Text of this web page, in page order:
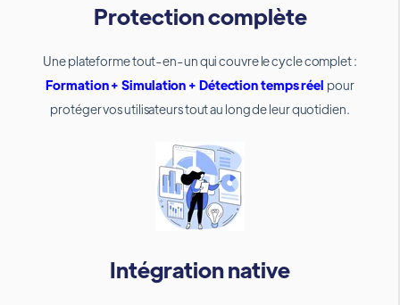
Protection complète
Une plateforme tout-en-un qui couvre le cycle complet :
Formation + Simulation + Détection temps réel pour
protéger vos utilisateurs tout au long de leur quotidien.
Intégration native